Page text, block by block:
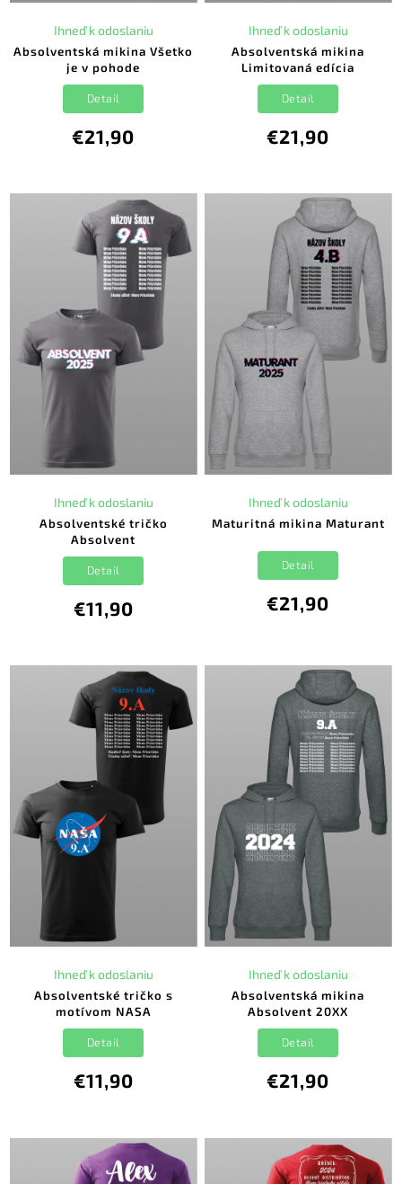
Absolventská mikina Všetko
je v pohode
Ihneď k odoslaniu
€21,90
Detail
Absolventská mikina
Limitovaná edícia
Ihneď k odoslaniu
€21,90
Detail
Absolventské tričko
Absolvent
Ihneď k odoslaniu
€11,90
Detail
Maturitná mikina Maturant
Ihneď k odoslaniu
€21,90
Detail
Absolventské tričko s
motívom NASA
Ihneď k odoslaniu
€11,90
Detail
Absolventská mikina
Absolvent 20XX
Ihneď k odoslaniu
€21,90
Detail